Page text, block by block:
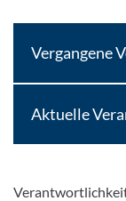
Vergangene
Aktuelle